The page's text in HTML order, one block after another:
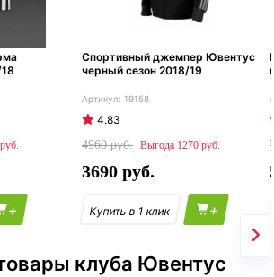
+
Спортивный джемпер Ювентус
черный сезон 2018/19
19158
4.83
4960
1270
3690
+
клуба Ювентус